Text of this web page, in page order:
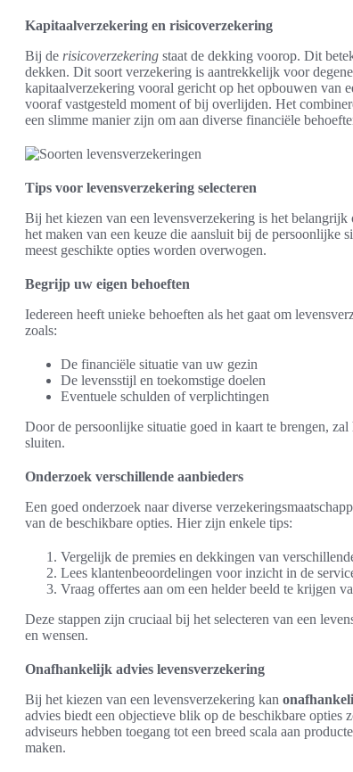
Kapitaalverzekering en risicoverzekering
Bij de risicoverzekering staat de dekking voorop. Dit
dekken. Dit soort verzekering is aantrekkelijk voor
kapitaalverzekering vooral gericht op het opbouwen van
vooraf vastgesteld moment of bij overlijden. Het
een slimme manier zijn om aan diverse financiële
Tips voor levensverzekering selecteren
Bij het kiezen van een levensverzekering is het
het maken van een keuze die aansluit bij de persoonlijke
meest geschikte opties worden overwogen.
Begrijp uw eigen behoeften
Iedereen heeft unieke behoeften als het gaat om
zoals:
De financiële situatie van uw gezin
De levensstijl en toekomstige doelen
Eventuele schulden of verplichtingen
Door de persoonlijke situatie goed in kaart te brengen,
sluiten.
Onderzoek verschillende aanbieders
Een goed onderzoek naar diverse
van de beschikbare opties. Hier zijn enkele tips:
Vergelijk de premies en dekkingen van
Lees klantenbeoordelingen voor inzicht in de
Vraag offertes aan om een helder beeld te krijgen
Deze stappen zijn cruciaal bij het selecteren van een
en wensen.
Onafhankelijk advies levensverzekering
Bij het kiezen van een levensverzekering kan
advies biedt een objectieve blik op de beschikbare
adviseurs hebben toegang tot een breed scala aan
maken.